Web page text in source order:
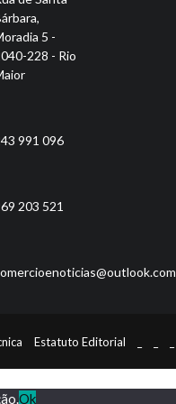
5 -
228 - Rio
991 096
203 521
Estatuto Editorial
Ok